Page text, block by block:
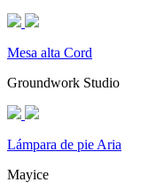
Mesa alta Cord
Groundwork Studio
Lámpara de pie Aria
Mayice